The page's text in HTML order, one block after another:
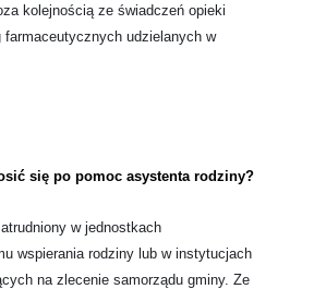
kolejnością ze świadczeń opieki
farmaceutycznych udzielanych w
się po pomoc asystenta rodziny?
w jednostkach
wspierania rodziny lub w instytucjach
na zlecenie samorządu gminy. Ze